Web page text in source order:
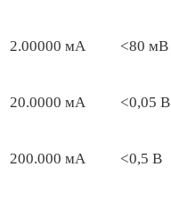
2.00000 мА <80 мВ
20.0000 мА <0,05 B
200.000 мА <0,5 B